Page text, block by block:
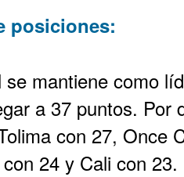
posiciones:
se mantiene como
a 37 puntos. Por
con 27, Once
24 y Cali con 23.